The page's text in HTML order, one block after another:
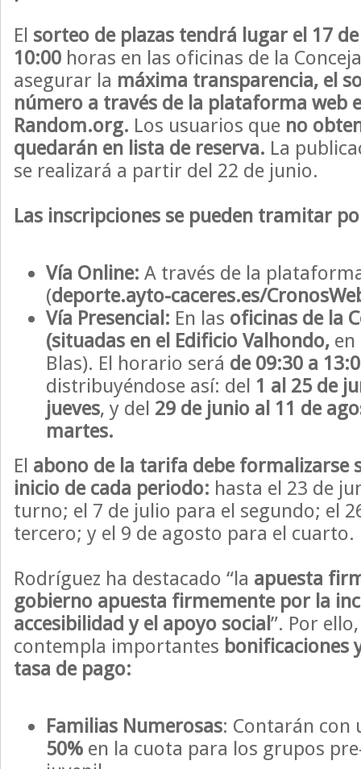
El sorteo de plazas tendrá lugar el 17
10:00 horas en las oficinas de la
asegurar la máxima transparencia, el
número a través de la plataforma web
Random.org. Los usuarios que no
quedarán en lista de reserva. La
se realizará a partir del 22 de junio.
Las inscripciones se pueden tramitar
Vía Online: A través de la
(deporte.ayto-caceres.es/
Vía Presencial: En las oficinas de la
(situadas en el Edificio Valhondo, en
Blas). El horario será de 09:30 a
distribuyéndose así: del 1 al 25 de
jueves, y del 29 de junio al 11 de
martes.
El abono de la tarifa debe formalizarse
inicio de cada periodo: hasta el 23 de
turno; el 7 de julio para el segundo; el
tercero; y el 9 de agosto para el cuarto.
Rodríguez ha destacado “la apuesta
gobierno apuesta firmemente por la
accesibilidad y el apoyo social ”. Por
contempla importantes bonificaciones
tasa de pago:
Familias Numerosas: Contarán con
50% en la cuota para los grupos